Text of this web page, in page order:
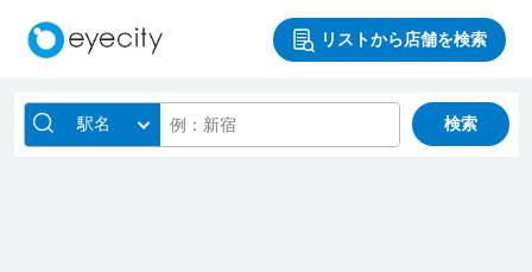
リストから店舗を検索
駅名 検索